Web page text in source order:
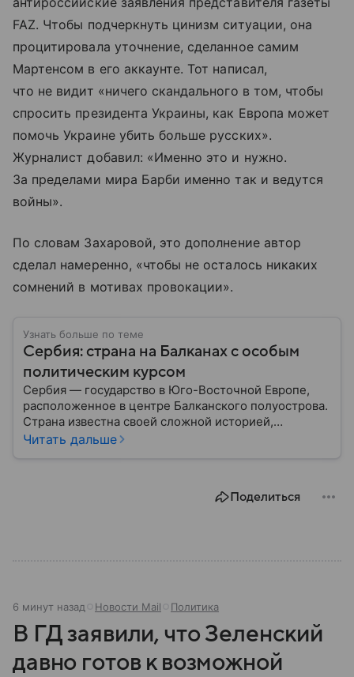
FAZ. Чтобы подчеркнуть цинизм ситуации, она
процитировала уточнение, сделанное самим
Мартенсом в его аккаунте. Тот написал,
что не видит «ничего скандального в том, чтобы
спросить президента Украины, как Европа может
помочь Украине убить больше русских».
Журналист добавил: «Именно это и нужно.
За пределами мира Барби именно так и ведутся
войны».
По словам Захаровой, это дополнение автор
сделал намеренно, «чтобы не осталось никаких
сомнений в мотивах провокации».
Узнать больше по теме
Сербия: страна на Балканах с особым
политическим курсом
Сербия — государство в Юго-Восточной Европе,
расположенное в центре Балканского полуострова.
Страна известна своей сложной историей,
культурным наследием и особым
Читать дальше
Поделиться
6 минут назад Новости Mail Политика
В ГД заявили, что Зеленский
давно готов к возможной